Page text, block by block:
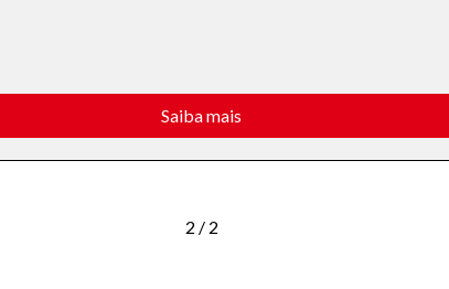
Saiba mais
2 / 2